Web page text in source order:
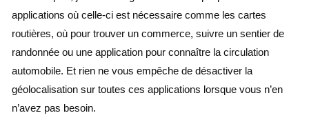
applications où celle-ci est nécessaire comme les cartes
routières, où pour trouver un commerce, suivre un sentier de
randonnée ou une application pour connaître la circulation
automobile. Et rien ne vous empêche de désactiver la
géolocalisation sur toutes ces applications lorsque vous n’en
n’avez pas besoin.